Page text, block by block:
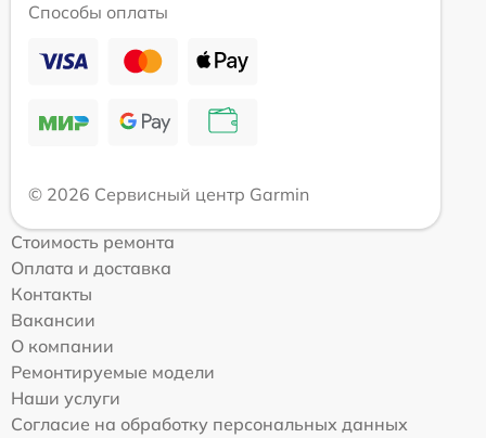
Способы оплаты
© 2026 Сервисный центр Garmin
Стоимость ремонта
Оплата и доставка
Контакты
Вакансии
О компании
Ремонтируемые модели
Наши услуги
Согласие на обработку персональных данных